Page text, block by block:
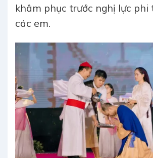
khâm phục trước nghị lực phi
các em.